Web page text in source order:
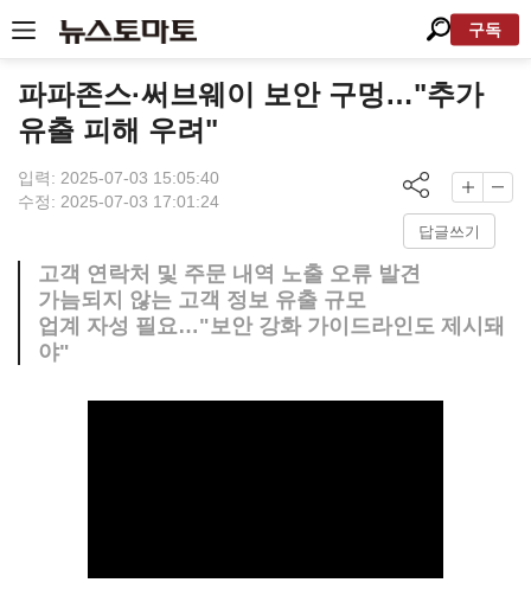
구독
파파존스·써브웨이 보안 구멍…"추가
유출 피해 우려"
입력: 2025-07-03 15:05:40
수정: 2025-07-03 17:01:24
답글쓰기
고객 연락처 및 주문 내역 노출 오류 발견
가늠되지 않는 고객 정보 유출 규모
업계 자성 필요…"보안 강화 가이드라인도 제시돼
야"